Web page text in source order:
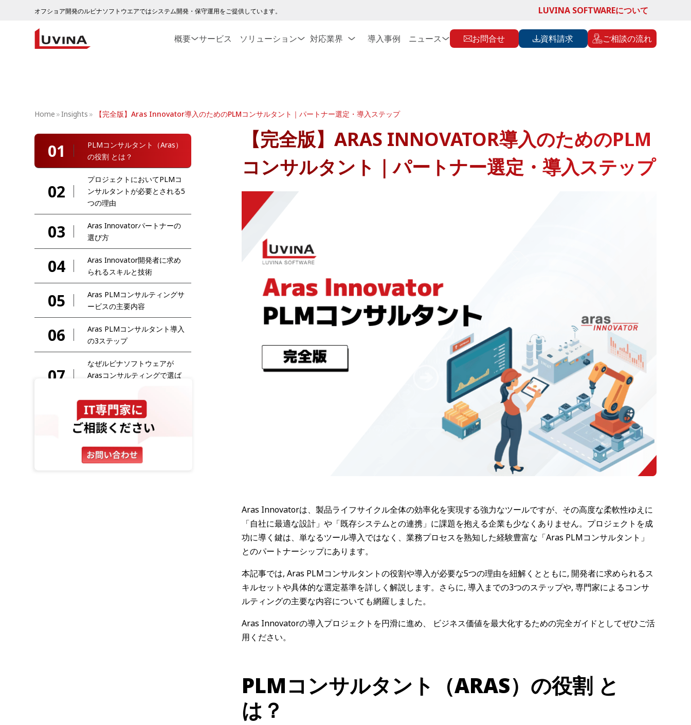
オフショア開発のルビナソフトウエアではシステム開発・保守運用をご提供しています。 LUVINA SOFTWAREについて
概要 サービス ソリューション 対応業界 導入事例 ニュース お問合せ 資料請求 ご相談の流れ
Home »Insights » 【完全版】Aras Innovator導入のためのPLMコンサルタント｜パートナー選定・導入ステップ
01
PLMコンサルタント（Aras）
の役割 とは？
02
プロジェクトにおいてPLMコ
ンサルタントが必要とされる5
つの理由
03
Aras Innovatorパートナーの
選び方
04
Aras Innovator開発者に求め
られるスキルと技術
05
Aras PLMコンサルティングサ
ービスの主要内容
06
Aras PLMコンサルタント導入
の3ステップ
07
なぜルビナソフトウェアが
Arasコンサルティングで選ば
よくある質問（FAQ）
まとめ
【完全版】ARAS INNOVATOR導入のためのPLM
コンサルタント｜パートナー選定・導入ステップ
Aras Innovatorは、製品ライフサイクル全体の効率化を実現する強力なツールですが、その高度な柔軟性ゆえに
「自社に最適な設計」や「既存システムとの連携」に課題を抱える企業も少なくありません。プロジェクトを成
功に導く鍵は、単なるツール導入ではなく、業務プロセスを熟知した経験豊富な「Aras PLMコンサルタント」
とのパートナーシップにあります。
本記事では, Aras PLMコンサルタントの役割や導入が必要な5つの理由を紐解くとともに, 開発者に求められるス
キルセットや具体的な選定基準を詳しく解説します。さらに, 導入までの3つのステップや, 専門家によるコンサ
ルティングの主要な内容についても網羅しました。
Aras Innovatorの導入プロジェクトを円滑に進め、 ビジネス価値を最大化するための完全ガイドとしてぜひご活
用ください。
PLMコンサルタント（ARAS）の役割 と
は？